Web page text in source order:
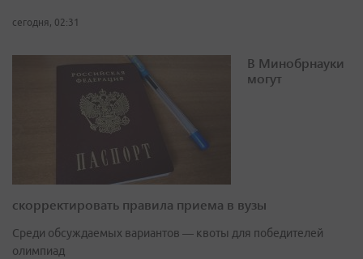
сегодня, 02:31
В Минобрнауки
могут
скорректировать правила приема в вузы
Среди обсуждаемых вариантов — квоты для победителей
олимпиад